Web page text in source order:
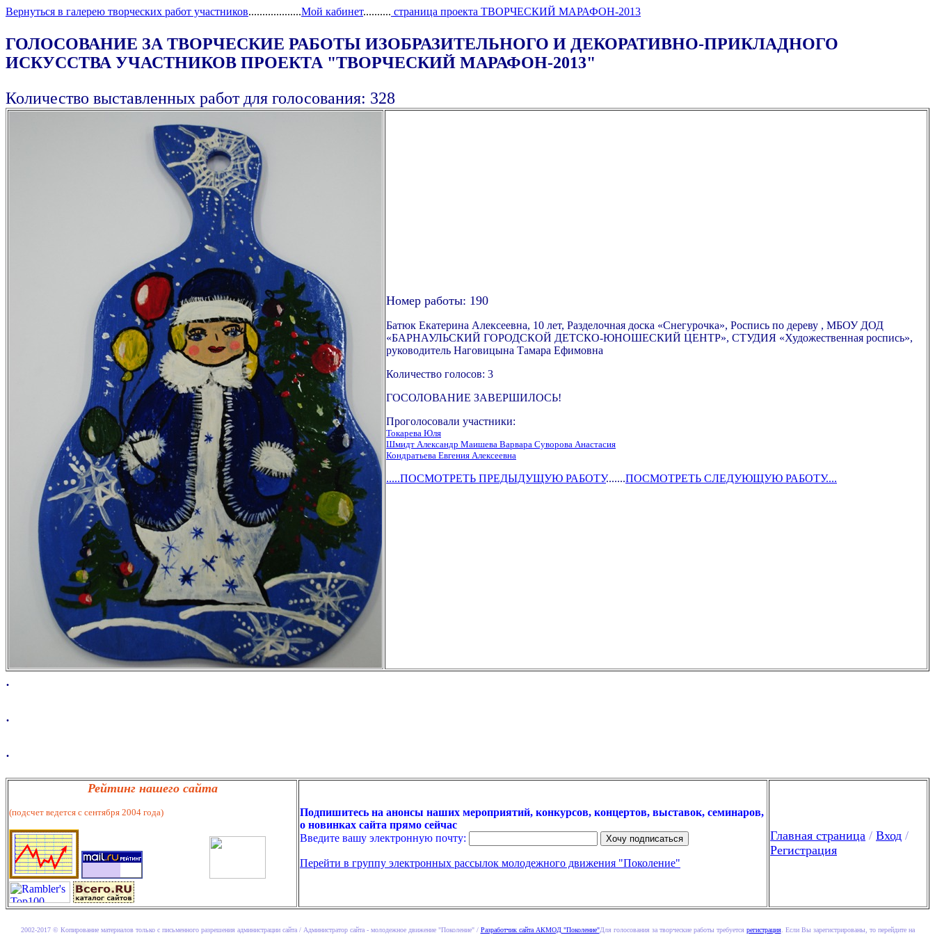
Вернуться в галерею творческих работ участников...................Мой кабинет.......... страница проекта ТВОРЧЕСКИЙ МАРАФОН-2013
ГОЛОСОВАНИЕ ЗА ТВОРЧЕСКИЕ РАБОТЫ ИЗОБРАЗИТЕЛЬНОГО И ДЕКОРАТИВНО-ПРИКЛАДНОГО
ИСКУССТВА УЧАСТНИКОВ ПРОЕКТА "ТВОРЧЕСКИЙ МАРАФОН-2013"
Количество выставленных работ для голосования: 328
Номер работы: 190
Батюк Екатерина Алексеевна, 10 лет, Разделочная доска «Снегурочка», Роспись по дереву , МБОУ ДОД
«БАРНАУЛЬСКИЙ ГОРОДСКОЙ ДЕТСКО-ЮНОШЕСКИЙ ЦЕНТР», СТУДИЯ «Художественная роспись»,
руководитель Наговицына Тамара Ефимовна
Количество голосов: 3
ГОСОЛОВАНИЕ ЗАВЕРШИЛОСЬ!
Проголосовали участники:
Токарева Юля
Шмидт Александр Маишева Варвара Суворова Анастасия
Кондратьева Евгения Алексеевна
.....ПОСМОТРЕТЬ ПРЕДЫДУЩУЮ РАБОТУ.......ПОСМОТРЕТЬ СЛЕДУЮЩУЮ РАБОТУ....
.
.
.
Рейтинг нашего сайта
(подсчет ведется с сентября 2004 года)
Подпишитесь на анонсы наших мероприятий, конкурсов, концертов, выставок, семинаров,
о новинках сайта прямо сейчас
Введите вашу электронную почту:
Перейти в группу электронных рассылок молодежного движения "Поколение"
Главная страница / Вход /
Регистрация
2002-2017 © Копирование материалов только с письменного разрешения администрации сайта / Администратор сайта - молодежное движение "Поколение" / Разработчик сайта АКМОД "Поколение"Для голосования за творческие работы требуется регистрация. Если Вы зарегистрированы, то перейдите на